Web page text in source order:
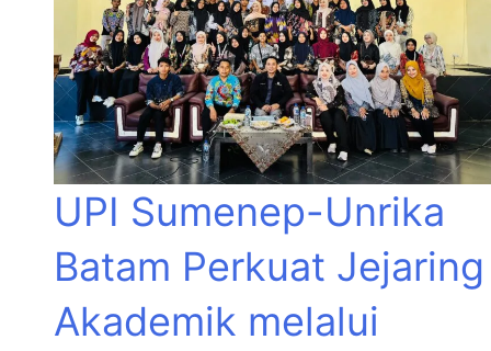
UPI Sumenep-Unrika
Batam Perkuat Jejaring
Akademik melalui